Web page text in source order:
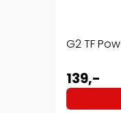
G2 TF
139,-